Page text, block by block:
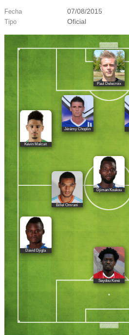
Fecha 07/08/2015
Tipo Oficial
Paul Delecroix
Kévin Malcuit
Jérémy Choplin
Djiman Koukou
Billel Omrani
David Djigla
Seydou Koné